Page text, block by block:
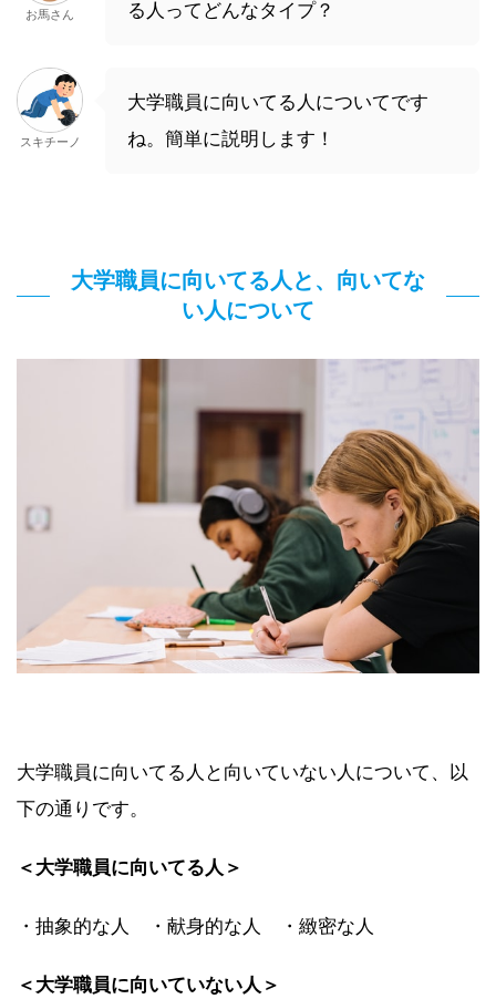
お馬さん
る人ってどんなタイプ？
スキチーノ
大学職員に向いてる人についてです
ね。簡単に説明します！
大学職員に向いてる人と、向いてな
い人について
大学職員に向いてる人と向いていない人について、以
下の通りです。
＜大学職員に向いてる人＞
・抽象的な人 ・献身的な人 ・緻密な人
＜大学職員に向いていない人＞